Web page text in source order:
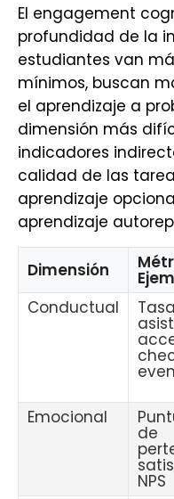
El engagement
profundidad de la
estudiantes van
mínimos, buscan
el aprendizaje a
dimensión más
indicadores
calidad de las
aprendizaje
aprendizaje
Dimensión
Conductual
Emocional
de
NPS